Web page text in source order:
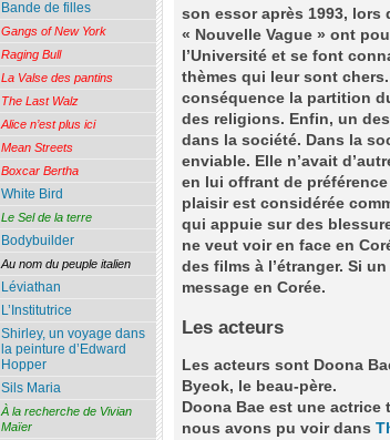
son essor après 1993, lors
« Nouvelle Vague » ont
l’Université et se font
thèmes qui leur sont
conséquence la partition
des religions. Enfin, un
dans la société. Dans la
enviable. Elle n’avait
en lui offrant de
plaisir est considérée
qui appuie sur des
ne veut voir en face en
des films à l’étranger. Si
message en Corée.
Les acteurs
Les acteurs sont Doona
Byeok, le beau-père.
Doona Bae est une
nous avons pu voir dans
Bande de filles
Gangs of New York
Raging Bull
La Valse des pantins
The Last Walz
Alice n’est plus ici
Mean Streets
Boxcar Bertha
White Bird
Le Sel de la terre
Bodybuilder
Au nom du peuple italien
Léviathan
L’Institutrice
Shirley, un voyage dans
la peinture d’Edward
Hopper
Sils Maria
À la recherche de Vivian
Maïer